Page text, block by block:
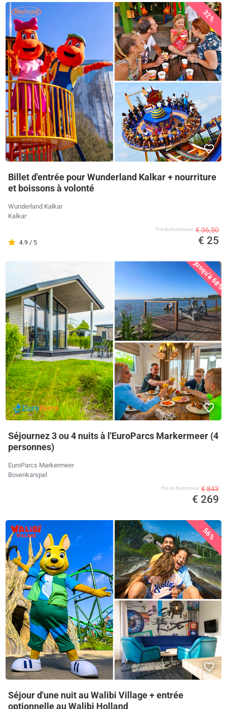
32%
Billet d'entrée pour Wunderland Kalkar + nourriture
et boissons à volonté
Wunderland Kalkar
Kalkar
4.9 / 5
Prix ​​du fournisseur € 36,50
€ 25
jusqu'à 68%
Séjournez 3 ou 4 nuits à l'EuroParcs Markermeer (4
personnes)
EuroParcs Markermeer
Bovenkarspel
Prix ​​du fournisseur € 843
€ 269
56%
Séjour d'une nuit au Walibi Village + entrée
optionnelle au Walibi Holland